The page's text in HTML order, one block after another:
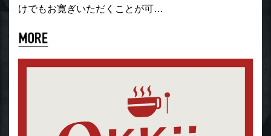
けでもお寛ぎいただくことが可…